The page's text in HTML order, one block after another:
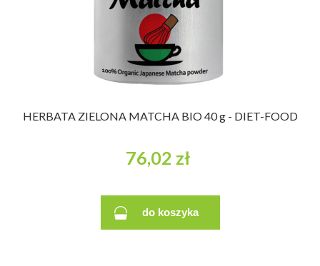
HERBATA ZIELONA MATCHA BIO 40 g - DIET-FOOD
76,02 zł
do koszyka